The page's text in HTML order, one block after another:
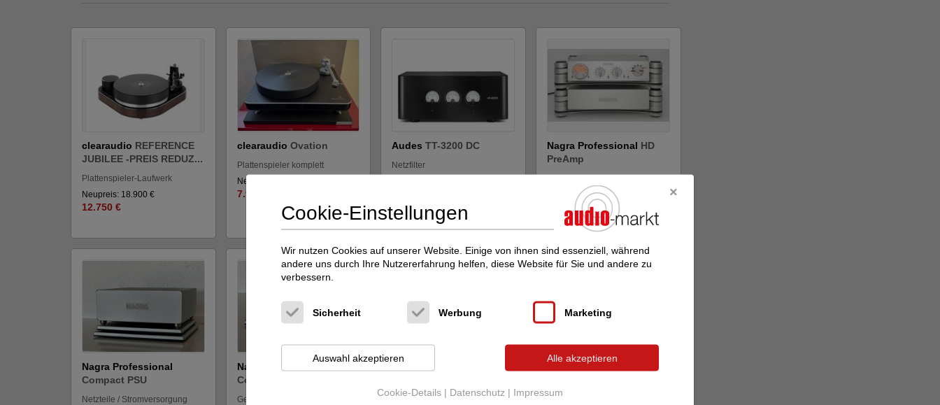
clearaudio REFERENCE
JUBILEE -PREIS REDUZ...
Plattenspieler-Laufwerk
Neupreis: 18.900 €
12.750 €
clearaudio Ovation
Plattenspieler komplett
Neupreis: 11.990 €
7.990 €
AudesTT-3200 DC
Netzfilter
Nagra Professional HD
PreAmp
Röhren-Vorverstärker
Neupreis: 67.500 €
44.500 €
Nagra Professional
Compact PSU
Netzteile / Stromversorgung
Nagra Professional
Compact VFS
Geräte-Basen
Akubarik Katalyst -
Aktivlautsprecher
KLIMAX 350
RE...
Cookie-Einstellungen
Wir nutzen Cookies auf unserer Website. Einige von ihnen sind essenziell, während
andere uns durch Ihre Nutzererfahrung helfen, diese Website für Sie und andere zu
verbessern.
Cookie-Details | Datenschutz | Impressum
Sicherheit Werbung Marketing
Auswahl akzeptieren Alle akzeptieren